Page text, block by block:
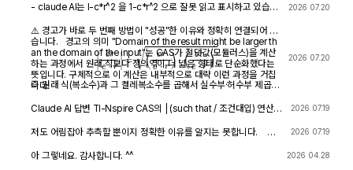
- claude AI는 l-c*r^2 을 1-c*r^2 으로 잘못 읽고 표시하고 있습니
해 보아도 결과는 바뀌지 않습니다.
2026 07.20
⚠️ 경고가 바로 두 번째 방법이 "성공"한 이유와 정확히 연결되어 있
습니다. 경고의 의미 "Domain of the result might be larger th
an the domain of the input"는 CAS가 절댓값(모듈러스)을 계산
하는 과정에서 원래 식보다 정의역이 더 넓은 형태로 단순화했다는
뜻입니다. 구체적으로 이 계산은 내부적으로 대략 이런 과정을 거칩
니다.
|ere⋅r|=(ere⋅r)⋅(ere⋅r)―
즉 원래 식(복소수)과 그 켤레복소수를 곱해서 실수부·허수부 제곱합
√(x²) → x 또는 √a·√b → √(ab) 같은 규칙들이 쓰이는데, 이런
규칙들은 x가 실수이고 0 이상일 때만 엄밀하게 성립합니다. CAS는
이 조건들을 일일이 다 추적하지 않고 넘어가면서, 원래는 (e≠0, r+l
·ω·i ≠ 0 등) 복소수 특유의 좁은 정의역을 가진 식을, r, l, ω가 어떤
실수여도(부호 무관하게) 정의되는 1/√(r²+l²·ω²)라는 더 넓은 정의
역의 식으로 바꿔버린 것입니다. CAS는 이 손실을 감지하고 경고를
2026 07.20
Claude AI 답변 TI-Nspire CAS의 | (such that / 조건대입) 연산자
다. 대입 후에 처음부터 다시 "실수부/허수부 분리, 유리화" 같은 재간
의 핵심입니다. 첫 번째 경우 (|er/(e·r)| | con_1 and con → 실패) 이
시점의 식은 아직 r + l·ω·i 형태의 복소수 그대로입니다 (i가 살아있
2026 07.19
저도 어림잡아 추측할 뿐이지 정확한 이유를 알지는 못합니다. 질
nnet 5) AI에 넣어 보니 claude AI 가 제일 합리적인 답변을 주어서
2026 07.19
아 그렇네요. 감사합니다. ^^ 2026 04.28